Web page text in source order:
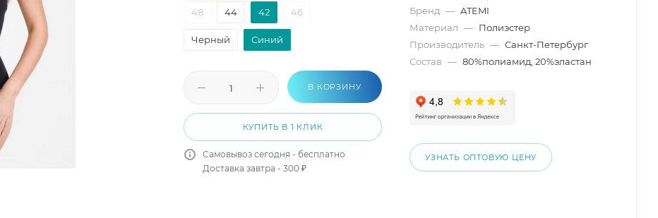
48 44 42 46
Черный Синий
В КОРЗИНУ
КУПИТЬ В 1 КЛИК
Самовывоз сегодня - бесплатно
Доставка завтра - 300 ₽
Бренд — ATEMI
Материал — Полиэстер
Производитель — Санкт-Петербург
Состав — 80%полиамид, 20%эластан
УЗНАТЬ ОПТОВУЮ ЦЕНУ